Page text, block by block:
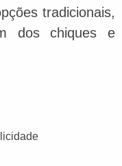
tradicionais,
dos chiques e